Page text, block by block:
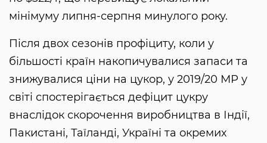
мінімуму липня-серпня минулого року.
Після двох сезонів профіциту, коли у
більшості країн накопичувалися запаси та
знижувалися ціни на цукор, у 2019/20 МР у
світі спостерігається дефіцит цукру
внаслідок скорочення виробництва в Індії,
Пакистані, Таїланді, Україні та окремих